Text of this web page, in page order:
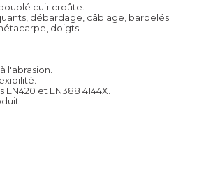
cuir croûte.
débardage, câblage, barbelés.
doigts.
l'abrasion.
et EN388 4144X.